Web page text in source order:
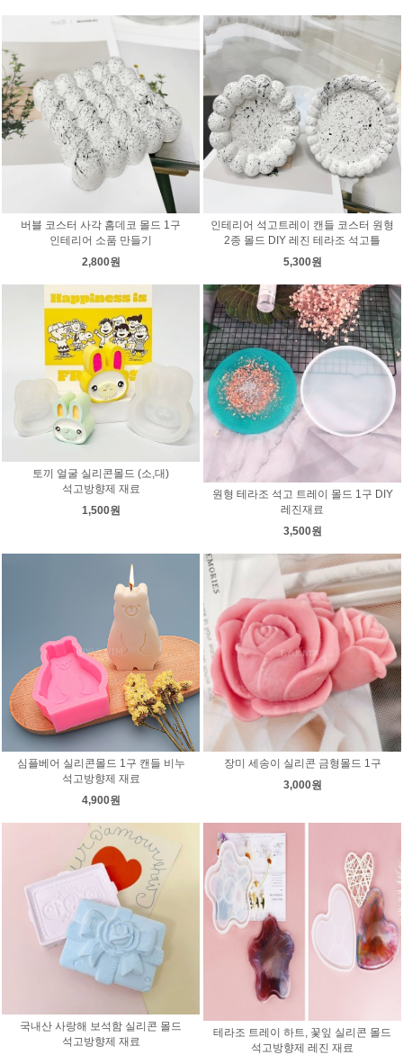
버블 코스터 사각 홈데코 몰드 1구
인테리어 소품 만들기
2,800원
인테리어 석고트레이 캔들 코스터 원형
2종 몰드 DIY 레진 테라조 석고틀
5,300원
토끼 얼굴 실리콘몰드 (소,대)
석고방향제 재료
1,500원
원형 테라조 석고 트레이 몰드 1구 DIY
레진재료
3,500원
심플베어 실리콘몰드 1구 캔들 비누
석고방향제 재료
4,900원
장미 세송이 실리콘 금형몰드 1구
3,000원
국내산 사랑해 보석함 실리콘 몰드
석고방향제 재료
테라조 트레이 하트, 꽃잎 실리콘 몰드
석고방향제 레진 재료